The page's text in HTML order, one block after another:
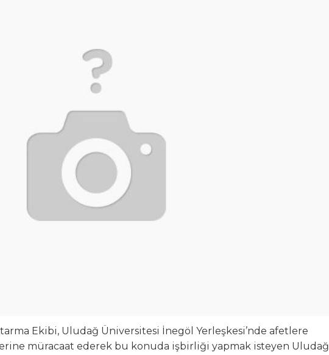
Ekibi, Uludağ Üniversitesi İnegöl Yerleşkesi’nde afetlere
müracaat ederek bu konuda işbirliği yapmak isteyen Uludağ